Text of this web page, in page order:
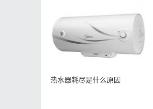
热水器耗尽是什么原因